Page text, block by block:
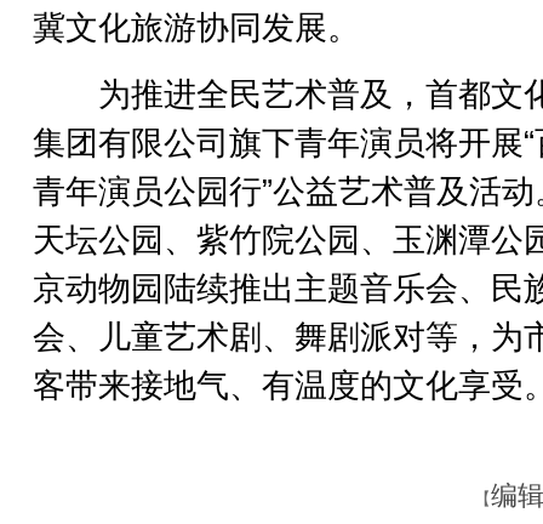
冀文化旅游协同发展。
为推进全民艺术普及，首都文
集团有限公司旗下青年演员将开展
青年演员公园行”公益艺术普及活
天坛公园、紫竹院公园、玉渊潭公
京动物园陆续推出主题音乐会、民
会、儿童艺术剧、舞剧派对等，为
客带来接地气、有温度的文化享受
【编